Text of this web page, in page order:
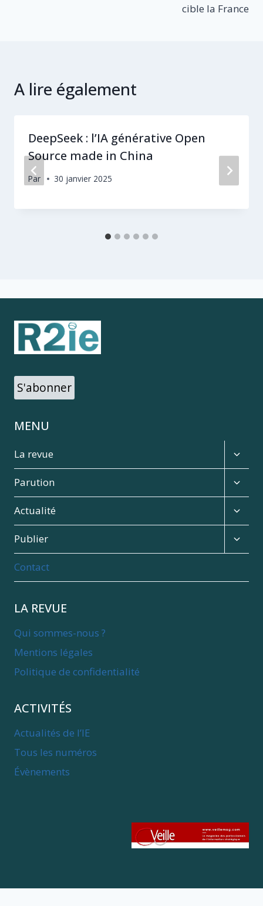
cible la France
A lire également
DeepSeek : l’IA générative Open
Source made in China
Par 30 janvier 2025
S'abonner
MENU
La revue
child
menu
Parution
child
menu
Actualité
child
menu
Publier
child
Contact
LA REVUE
Qui sommes-nous ?
Mentions légales
Politique de confidentialité
ACTIVITÉS
Actualités de l’IE
Tous les numéros
Évènements